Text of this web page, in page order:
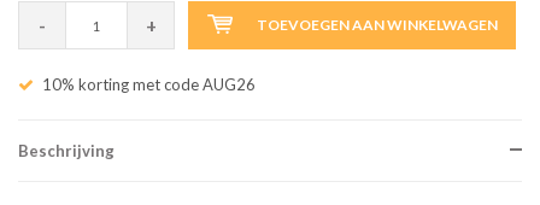
- + TOEVOEGEN AAN WINKELWAGEN
10% korting met code AUG26
Beschrijving